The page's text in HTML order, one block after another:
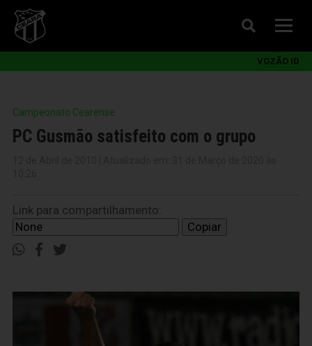
VOZÃO ID
Campeonato Cearense
PC Gusmão satisfeito com o grupo
Link para compartilhamento:
Copiar